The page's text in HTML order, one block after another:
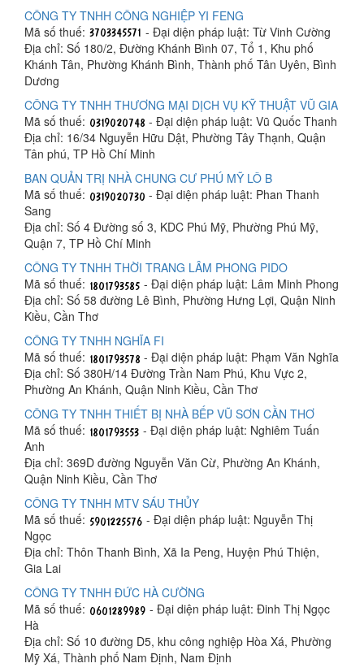
CÔNG TY TNHH CÔNG NGHIỆP YI FENG
Mã số thuế:
- Đại diện pháp luật: Từ Vinh Cường
Địa chỉ: Số 180/2, Đường Khánh Bình 07, Tổ 1, Khu phố
Khánh Tân, Phường Khánh Bình, Thành phố Tân Uyên, Bình
Dương
CÔNG TY TNHH THƯƠNG MẠI DỊCH VỤ KỸ THUẬT VŨ GIA
Mã số thuế:
- Đại diện pháp luật: Vũ Quốc Thanh
Địa chỉ: 16/34 Nguyễn Hữu Dật, Phường Tây Thạnh, Quận
Tân phú, TP Hồ Chí Minh
BAN QUẢN TRỊ NHÀ CHUNG CƯ PHÚ MỸ LÔ B
Mã số thuế:
- Đại diện pháp luật: Phan Thanh
Sang
Địa chỉ: Số 4 Đường số 3, KDC Phú Mỹ, Phường Phú Mỹ,
Quận 7, TP Hồ Chí Minh
CÔNG TY TNHH THỜI TRANG LÂM PHONG PIDO
Mã số thuế:
- Đại diện pháp luật: Lâm Minh Phong
Địa chỉ: Số 58 đường Lê Bình, Phường Hưng Lợi, Quận Ninh
Kiều, Cần Thơ
CÔNG TY TNHH NGHĨA FI
Mã số thuế:
- Đại diện pháp luật: Phạm Văn Nghĩa
Địa chỉ: Số 380H/14 Đường Trần Nam Phú, Khu Vực 2,
Phường An Khánh, Quận Ninh Kiều, Cần Thơ
CÔNG TY TNHH THIẾT BỊ NHÀ BẾP VŨ SƠN CẦN THƠ
Mã số thuế:
- Đại diện pháp luật: Nghiêm Tuấn
Anh
Địa chỉ: 369D đường Nguyễn Văn Cừ, Phường An Khánh,
Quận Ninh Kiều, Cần Thơ
CÔNG TY TNHH MTV SÁU THỦY
Mã số thuế:
- Đại diện pháp luật: Nguyễn Thị
Ngọc
Địa chỉ: Thôn Thanh Bình, Xã Ia Peng, Huyện Phú Thiện,
Gia Lai
CÔNG TY TNHH ĐỨC HÀ CƯỜNG
Mã số thuế:
- Đại diện pháp luật: Đinh Thị Ngọc
Hà
Địa chỉ: Số 10 đường D5, khu công nghiệp Hòa Xá, Phường
Mỹ Xá, Thành phố Nam Định, Nam Định